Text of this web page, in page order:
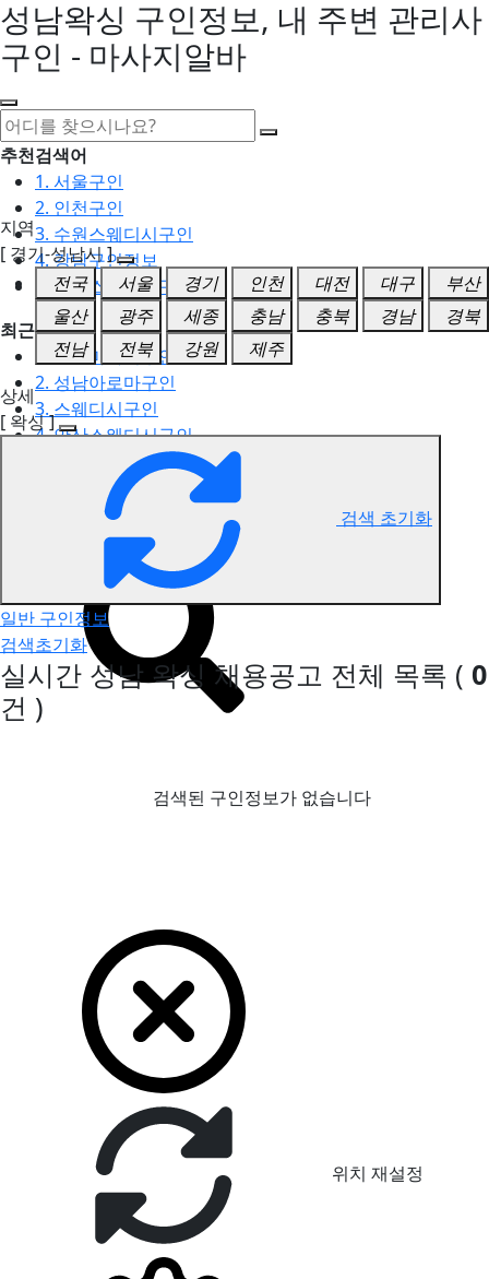
성남왁싱 구인정보, 내 주변 관리사
구인 - 마사지알바
추천검색어
1. 서울구인
2. 인천구인
3. 수원스웨디시구인
4. 강남구인정보
5. 동탄스웨디시구인
최근검색어
1. 일산마사지구인
2. 성남아로마구인
3. 스웨디시구인
4. 안산스웨디시구인
5. 아로마구인
성남 왁싱 구인정보
지역
[ 경기-성남시 ]
전국
서울 경기 인천 대전 대구
부산
울산
광주 세종 충남 충북 경남
경북
전남
전북 강원
제주
상세
[ 왁싱 ]
검색 초기화
일반 구인정보
검색초기화
실시간 성남 왁싱 채용공고 전체 목록 ( 0
건 )
검색된 구인정보가 없습니다
위치 재설정